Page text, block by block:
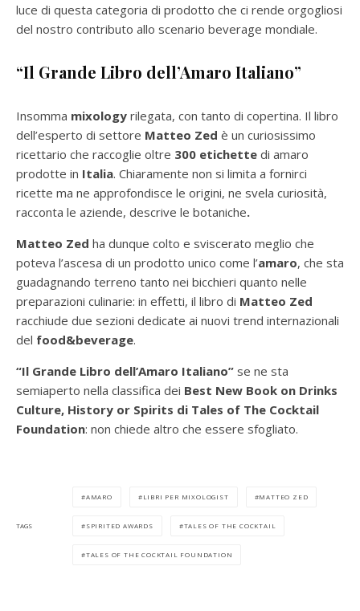
luce di questa categoria di prodotto che ci rende orgogliosi
del nostro contributo allo scenario beverage mondiale.
“Il Grande Libro dell’Amaro Italiano”
Insomma mixology rilegata, con tanto di copertina. Il libro
dell’esperto di settore Matteo Zed è un curiosissimo
ricettario che raccoglie oltre 300 etichette di amaro
prodotte in Italia. Chiaramente non si limita a fornirci
ricette ma ne approfondisce le origini, ne svela curiosità,
racconta le aziende, descrive le botaniche.
Matteo Zed ha dunque colto e sviscerato meglio che
poteva l’ascesa di un prodotto unico come l’amaro, che sta
guadagnando terreno tanto nei bicchieri quanto nelle
preparazioni culinarie: in effetti, il libro di Matteo Zed
racchiude due sezioni dedicate ai nuovi trend internazionali
del food&beverage.
“Il Grande Libro dell’Amaro Italiano” se ne sta
semiaperto nella classifica dei Best New Book on Drinks
Culture, History or Spirits di Tales of The Cocktail
Foundation: non chiede altro che essere sfogliato.
TAGS
AMARO LIBRI PER MIXOLOGIST MATTEO ZED
SPIRITED AWARDS TALES OF THE COCKTAIL
TALES OF THE COCKTAIL FOUNDATION